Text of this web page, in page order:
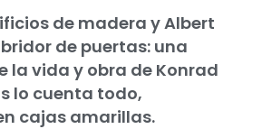
de madera y Albert
de puertas: una
la vida y obra de Konrad
lo cuenta todo,
cajas amarillas.